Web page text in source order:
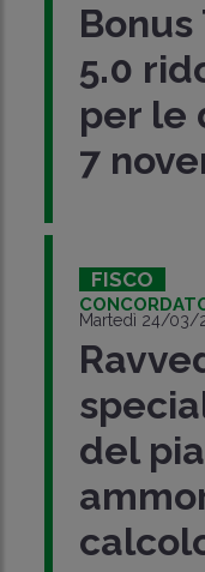
Bonus
5.0
per le
7
FISCO
Martedì 24/03/
del